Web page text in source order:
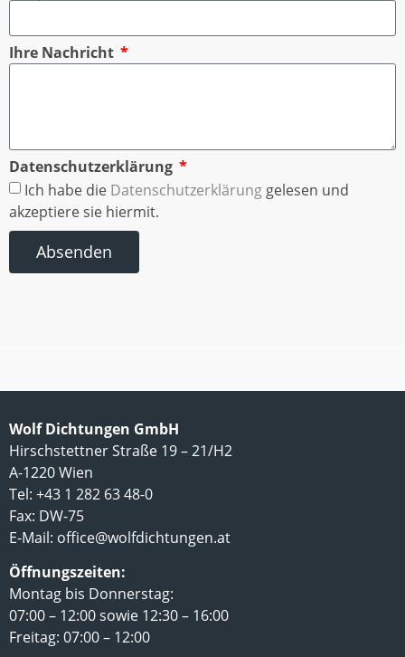
Ihre Nachricht
Datenschutzerklärung
Ich habe die Datenschutzerklärung gelesen und
akzeptiere sie hiermit.
Absenden
Wolf Dichtungen GmbH
Hirschstettner Straße 19 – 21/H2
A-1220 Wien
Tel: +43 1 282 63 48-0
Fax: DW-75
E-Mail: office@wolfdichtungen.at
Öffnungszeiten:
Montag bis Donnerstag:
07:00 – 12:00 sowie 12:30 – 16:00
Freitag: 07:00 – 12:00